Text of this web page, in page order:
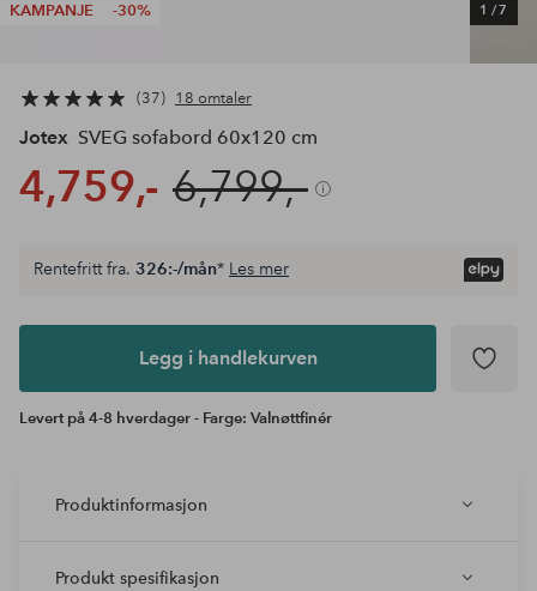
KAMPANJE -30% 1 /7
37 18 omtaler
Jotex SVEG sofabord 60x120 cm
4,759,- 6,799,-
Legg i
Rentefritt fra. 326:-/mån* Les mer
Legg i handlekurven
Levert på 4-8 hverdager - Farge: Valnøttfinér
Produktinformasjon
Produkt spesifikasjon